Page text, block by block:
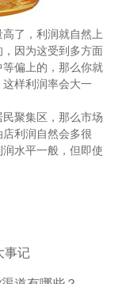
了，利润就自然上
因为这受到多方面
偏上的，那么你就
样利润率会大一
聚集区，那么市场
利润自然会多很
水平一般，但即使
事记